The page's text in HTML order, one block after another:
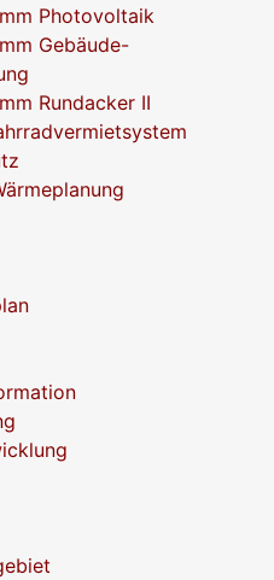
Photovoltaik
Gebäude-
Rundacker II